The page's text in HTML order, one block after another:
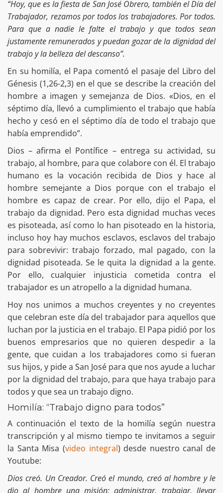
“Hoy, que es la fiesta de San José Obrero, también el Día del
Trabajador, rezamos por todos los trabajadores. Por todos.
Para que a nadie le falte el trabajo y que todos sean
justamente remunerados y puedan gozar de la dignidad del
trabajo y la belleza del descanso”.
En su homilía, el Papa comentó el pasaje del Libro del
Génesis (1,26-2,3) en el que se describe la creación del
hombre a imagen y semejanza de Dios. «Dios, en el
séptimo día, llevó a cumplimiento el trabajo que había
hecho y cesó en el séptimo día de todo el trabajo que
había emprendido”.
Dios – afirma el Pontífice – entrega su actividad, su
trabajo, al hombre, para que colabore con él. El trabajo
humano es la vocación recibida de Dios y hace al
hombre semejante a Dios porque con el trabajo el
hombre es capaz de crear. Por ello, dijo el Papa, el
trabajo da dignidad. Pero esta dignidad muchas veces
es pisoteada, así como lo han pisoteado en la historia,
incluso hoy hay muchos esclavos, esclavos del trabajo
para sobrevivir: trabajo forzado, mal pagado, con la
dignidad pisoteada. Se le quita la dignidad a la gente.
Por ello, cualquier injusticia cometida contra el
trabajador es un atropello a la dignidad humana.
Hoy nos unimos a muchos creyentes y no creyentes
que celebran este día del trabajador para aquellos que
luchan por la justicia en el trabajo. El Papa pidió por los
buenos empresarios que no quieren despedir a la
gente, que cuidan a los trabajadores como si fueran
sus hijos, y pide a San José para que nos ayude a luchar
por la dignidad del trabajo, para que haya trabajo para
todos y que sea un trabajo digno.
Homilía: “Trabajo digno para todos”
A continuación el texto de la homilía según nuestra
transcripción y al mismo tiempo te invitamos a seguir
la Santa Misa (video integral) desde nuestro canal de
Youtube:
Dios creó. Un Creador. Creó el mundo, creó al hombre y le
dio al hombre una misión: administrar, trabajar, llevar